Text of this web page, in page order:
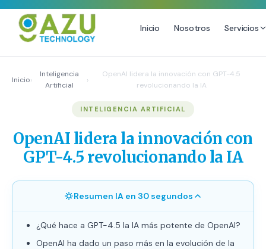
Inicio Nosotros Servicios
Email Marketing y SMS
Growth Youtube ↗
Producción de Videos
Inicio›
Inteligencia
Artificial
›
OpenAI lidera la innovación con GPT-4.5
revolucionando la IA
INTELIGENCIA ARTIFICIAL
OpenAI lidera la innovación con
GPT-4.5 revolucionando la IA
Resumen IA en 30 segundos
¿Qué hace a GPT-4.5 la IA más potente de OpenAI?
OpenAI ha dado un paso más en la evolución de la